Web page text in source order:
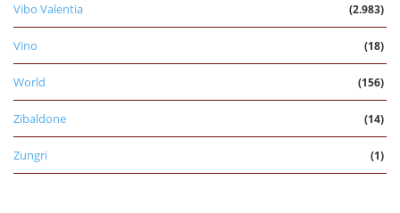
Vibo Valentia (2.983)
Vino (18)
World (156)
Zibaldone (14)
Zungri (1)